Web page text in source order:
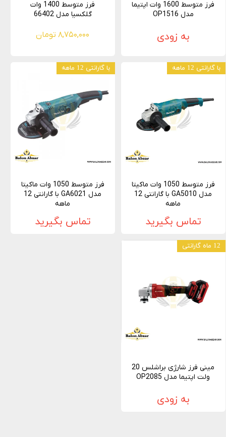
فرز متوسط 1600 وات اپتیما
مدل OP1516
به زودی
فرز متوسط 1400 وات
گلکسیا مدل 66402
۸,۷۵۰,۰۰۰ تومان
فرز متوسط 1050 وات ماکیتا
مدل GA5010 با گارانتی 12
ماهه
تماس بگیرید
با گارانتی 12 ماهه
فرز متوسط 1050 وات ماکیتا
مدل GA6021 با گارانتی 12
ماهه
تماس بگیرید
با گارانتی 12 ماهه
مینی فرز شارژی براشلس 20
ولت اپتیما مدل OP2085
به زودی
12 ماه گارانتی